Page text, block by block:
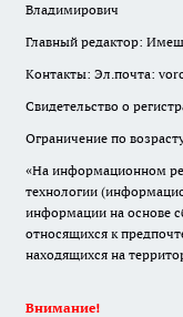
Владимирович
Главный редактор:
Контакты: Эл.почта:
Свидетельство о
Ограничение по
«На информационном
технологии
информации на основе
относящихся к
находящихся на
Внимание!